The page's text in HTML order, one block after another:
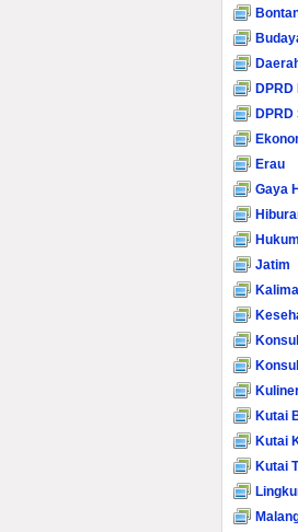
Erau
Gaya
Jatim
Kutai
Kutai
Kutai